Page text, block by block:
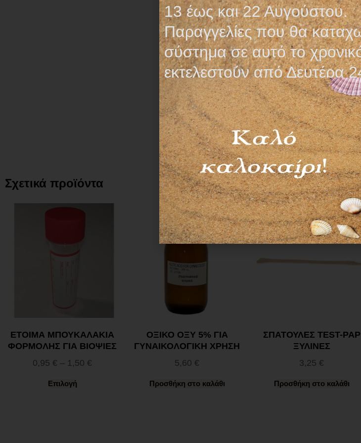
Η τιμή αντιστοιχεί
3,80€
Προσθήκη
Οι τελικές τιμές και η
προτιμολογίου και
Σχετικά προϊόντα
ΕΤΟΙΜΑ ΜΠΟΥΚΑΛΑΚΙA
ΦΟΡΜΟΛΗΣ ΓΙΑ ΒΙΟΨΙΕΣ
0,95 € – 1,50 €
Επιλογή
ΟΞΙΚΟ ΟΞΥ 5% ΓΙΑ
ΓΥΝΑΙΚΟΛΟΓΙΚΗ ΧΡΗΣΗ
5,60 €
Προσθήκη στο καλάθι
ΣΠΑΤΟΥΛΕΣ TEST-PAP
ΞΥΛΙΝΕΣ
3,25 €
Προσθήκη στο καλάθι
13 έως και 22 Αυγούστου.
Παραγγελίες που θα
σύστημα σε αυτό το
εκτελεστούν από Δευτέρα